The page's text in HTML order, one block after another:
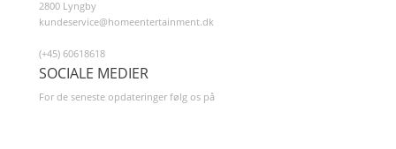
2800 Lyngby
kundeservice@homeentertainment.dk
(+45) 60618618
SOCIALE MEDIER
For de seneste opdateringer følg os på